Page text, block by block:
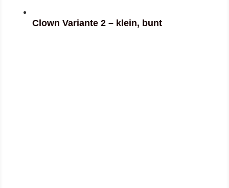
Clown Variante 2 – klein, bunt